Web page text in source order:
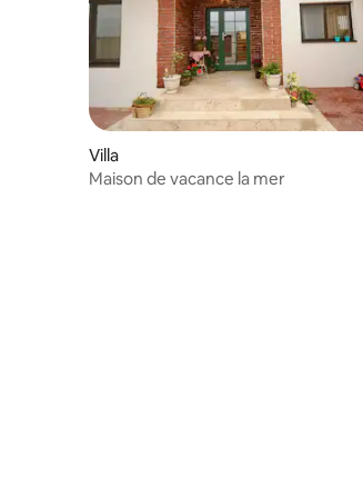
Villa
Maison de vacance la mer